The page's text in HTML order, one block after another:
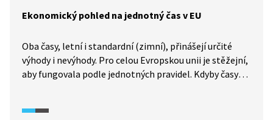
Ekonomický pohled na jednotný čas v EU
Oba časy, letní i standardní (zimní), přinášejí určité
výhody i nevýhody. Pro celou Evropskou unii je stěžejní,
aby fungovala podle jednotných pravidel. Kdyby časy